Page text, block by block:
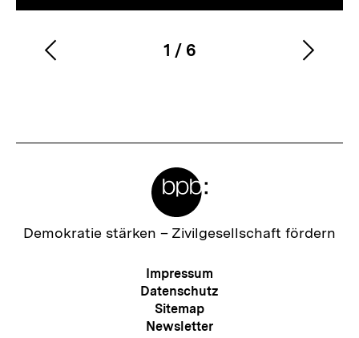
Karussellinhalt
1
von
/ 6
Vorherigen
Zur
Demokratie stärken – Zivilgesellschaft fördern
Meta-
Navigation
Impressum
Datenschutz
Sitemap
Newsletter